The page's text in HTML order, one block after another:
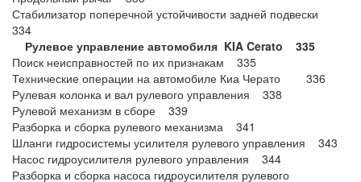
Стабилизатор поперечной устойчивости задней подвески
334
Рулевое управление автомобиля KIA Cerato 335
Поиск неисправностей по их признакам 335
Технические операции на автомобиле Киа Черато 336
Рулевая колонка и вал рулевого управления 338
Рулевой механизм в сборе 339
Разборка и сборка рулевого механизма 341
Шланги гидросистемы усилителя рулевого управления 343
Насос гидроусилителя рулевого управления 344
Разборка и сборка насоса гидроусилителя рулевого